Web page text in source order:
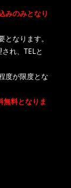
みのみとなり
なります。
れ、TELと
度が限度とな
料となりま